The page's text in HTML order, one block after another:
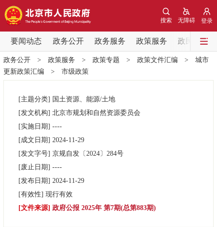
登录
无障碍
搜索
要闻动态 政务公开 政务服务 政策服务 政民互动
要闻动态
党中央精神 国务院信息 中央部委动态
各区热点
市领导
政务公开> 政策服务 > 政策专题 > 政策文件汇编 > 城市
更新政策汇编 > 市级政策
[主题分类] 国土资源、能源/土地
[发文机构] 北京市规划和自然资源委员会
[实施日期] ----
[成文日期] 2024-11-29
[发文字号] 京规自发〔2024〕 284号
[废止日期] ----
[发布日期] 2024-11-29
[有效性] 现行有效
[文件来源] 政府公报 2025年 第7期(总第883期)